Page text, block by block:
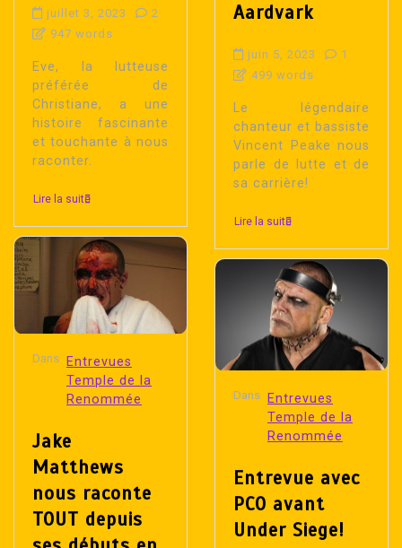
juillet 3, 2023
2
947 words
Eve, la lutteuse
préférée de
Christiane, a une
histoire fascinante
et touchante à nous
raconter.
Lire la suite
Dans
Entrevues
Temple de la
Renommée
Jake
Matthews
nous raconte
TOUT depuis
Aardvark
juin 5, 2023
1
499 words
Le légendaire
chanteur et bassiste
Vincent Peake nous
parle de lutte et de
sa carrière!
Lire la suite
Dans
Entrevues
Temple de la
Renommée
Entrevue avec
PCO avant
Under Siege!